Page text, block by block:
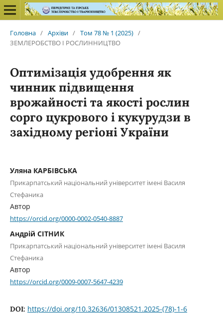
Головна / Архіви / Том 78 № 1 (2025) /
ЗЕМЛЕРОБСТВО І РОСЛИННИЦТВО
Оптимізація удобрення як
чинник підвищення
врожайності та якості рослин
сорго цукрового і кукурудзи в
західному регіоні України
Уляна КАРБІВСЬКА
Прикарпатський національний університет імені Василя
Стефаника
Автор
https://orcid.org/0000-0002-0540-8887
Андрій СІТНИК
Прикарпатський національний університет імені Василя
Стефаника
Автор
https://orcid.org/0009-0007-5647-4239
DOI: https://doi.org/10.32636/01308521.2025-(78)-1-6